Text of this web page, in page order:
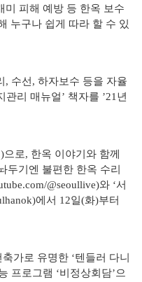
미 피해 예방 등 한옥 보수
누구나 쉽게 따라 할 수 있
, 수선, 하자보수 등을 자율
리 매뉴얼’ 책자를 ’21년
로, 한옥 이야기와 함께
두기엔 불편한 한옥 수리
@seoullive)와 ‘서
에서 12일(화)부터
가로 유명한 ‘텐들러 다니
프로그램 ‘비정상회담’으